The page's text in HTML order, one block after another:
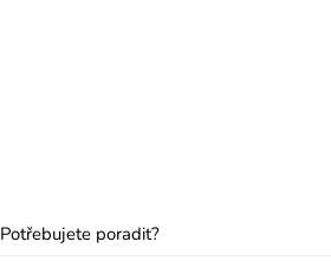
Potřebujete poradit?